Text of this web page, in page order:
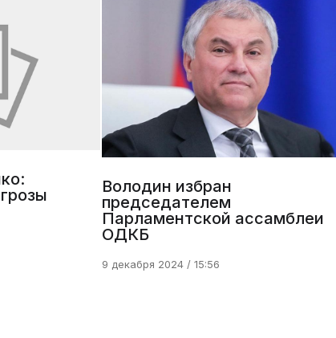
Володин избран
председателем
Парламентской ассамблеи
ОДКБ
9 декабря 2024 / 15:56